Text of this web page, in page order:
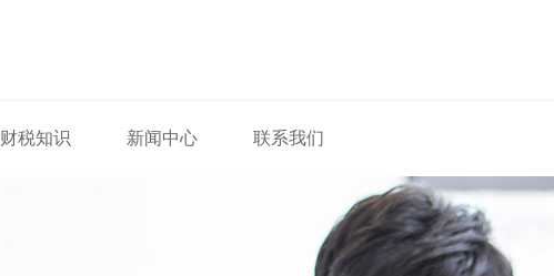
财税知识 新闻中心 联系我们